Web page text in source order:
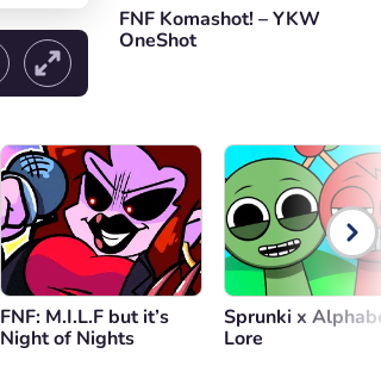
FNF Komashot! – YKW
OneShot
FNF: M.I.L.F but it’s
Night of Nights
Sprunki x
Lore